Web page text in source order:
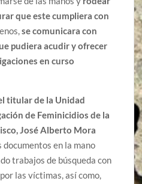
que este cumpliera con
se comunicara con
pudiera acudir y ofrecer
en curso
titular de la Unidad
de Feminicidios de la
José Alberto Mora
documentos en la mano
trabajos de búsqueda con
las víctimas, así como,